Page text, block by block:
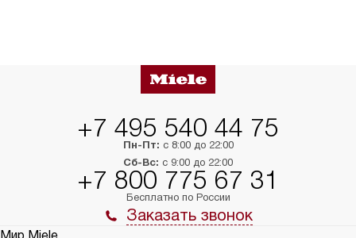
+7 495 540 44 75
Пн-Пт: с 8:00 до 22:00
Сб-Вс: с 9:00 до 22:00
+7 800 775 67 31
Бесплатно по России
Заказать звонок
Мир Miele